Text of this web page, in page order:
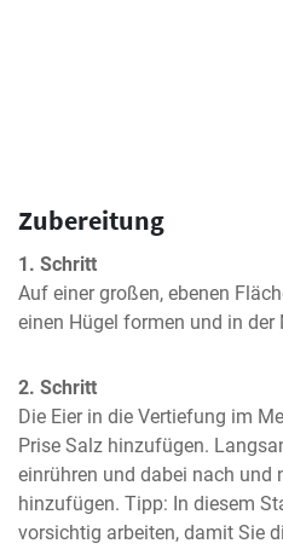
Zubereitung
1. Schritt
Auf einer großen, ebenen
einen Hügel formen und in
2. Schritt
Die Eier in die Vertiefung im
Prise Salz hinzufügen.
einrühren und dabei nach und
hinzufügen. Tipp: In diesem
vorsichtig arbeiten, damit Sie